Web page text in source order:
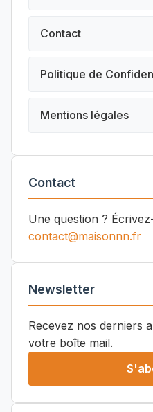
Contact
Politique de
Mentions légales
Contact
Une question ?
contact@maisonnn.fr
Newsletter
Recevez nos derniers
votre boîte mail.